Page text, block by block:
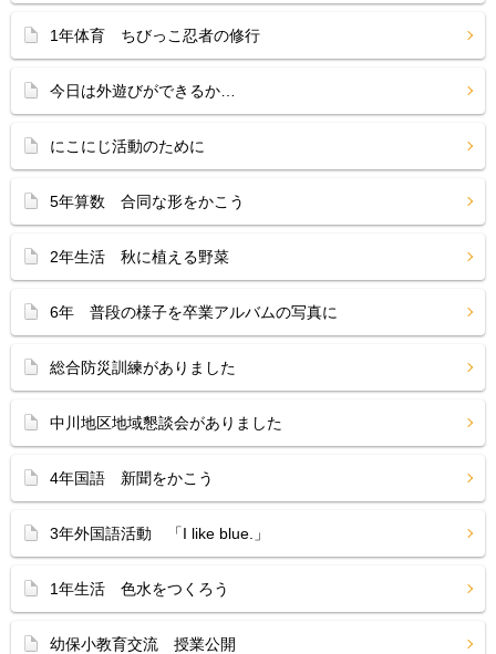
1年体育 ちびっこ忍者の修行
今日は外遊びができるか…
にこにじ活動のために
5年算数 合同な形をかこう
2年生活 秋に植える野菜
6年 普段の様子を卒業アルバムの写真に
総合防災訓練がありました
中川地区地域懇談会がありました
4年国語 新聞をかこう
3年外国語活動 「I like blue.」
1年生活 色水をつくろう
幼保小教育交流 授業公開